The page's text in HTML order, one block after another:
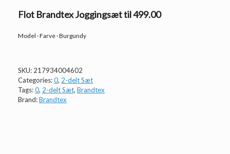
Flot Brandtex Joggingsæt til 499.00
Model · Farve · Burgundy
SKU: 217934004602
Categories:0, 2-delt Sæt
Tags:0, 2-delt Sæt, Brandtex
Brand:Brandtex